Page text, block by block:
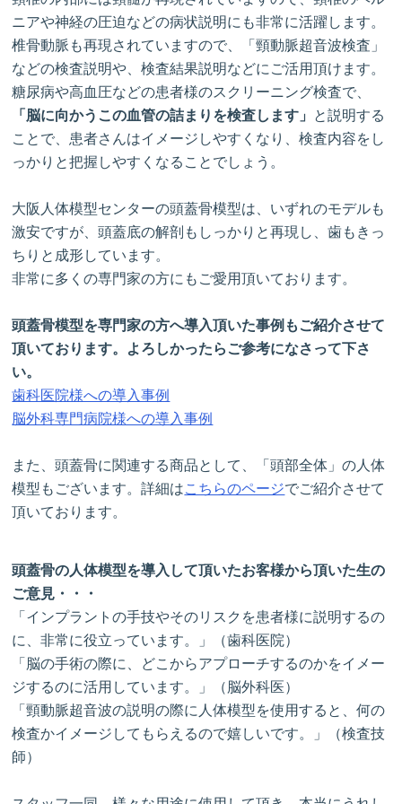
ニアや神経の圧迫などの病状説明にも非常に活躍します。
椎骨動脈も再現されていますので、「頸動脈超音波検査」
などの検査説明や、検査結果説明などにご活用頂けます。
糖尿病や高血圧などの患者様のスクリーニング検査で、
「脳に向かうこの血管の詰まりを検査します」 と説明する
ことで、患者さんはイメージしやすくなり、検査内容をし
っかりと把握しやすくなることでしょう。
大阪人体模型センターの頭蓋骨模型は、いずれのモデルも
激安ですが、頭蓋底の解剖もしっかりと再現し、歯もきっ
ちりと成形しています。
非常に多くの専門家の方にもご愛用頂いております。
頭蓋骨模型を専門家の方へ導入頂いた事例もご紹介させて
頂いております。よろしかったらご参考になさって下さ
い。
歯科医院様への導入事例
脳外科専門病院様への導入事例
また、頭蓋骨に関連する商品として、「頭部全体」の人体
模型もございます。詳細はこちらのページでご紹介させて
頂いております。
頭蓋骨の人体模型を導入して頂いたお客様から頂いた生の
ご意見・・・
「インプラントの手技やそのリスクを患者様に説明するの
に、非常に役立っています。」（歯科医院）
「脳の手術の際に、どこからアプローチするのかをイメー
ジするのに活用しています。」（脳外科医）
「頸動脈超音波の説明の際に人体模型を使用すると、何の
検査かイメージしてもらえるので嬉しいです。」（検査技
師）